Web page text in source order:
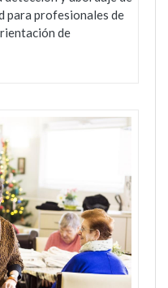
para profesionales de
de